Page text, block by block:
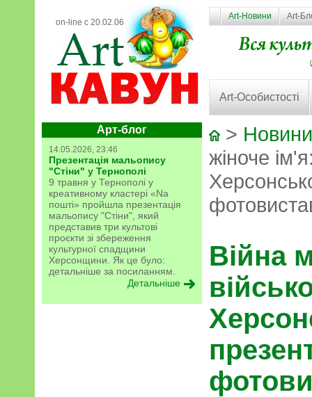
on-line с 20.02.06
Art-Новини Art-
Art-Особистості
Арт-блог
14.05.2026, 23:46
Презентація мальопису
"Стіни" у Тернополі
9 травня у Тернополі у
креативному кластері «Na
пошті» пройшла презентація
мальопису "Стіни", який
представив три культові
проєкти зі збереження
культурної спадщини
Херсонщини. Як це було:
детальніше за посиланням.
Детальніше
>
жіноче
Війна